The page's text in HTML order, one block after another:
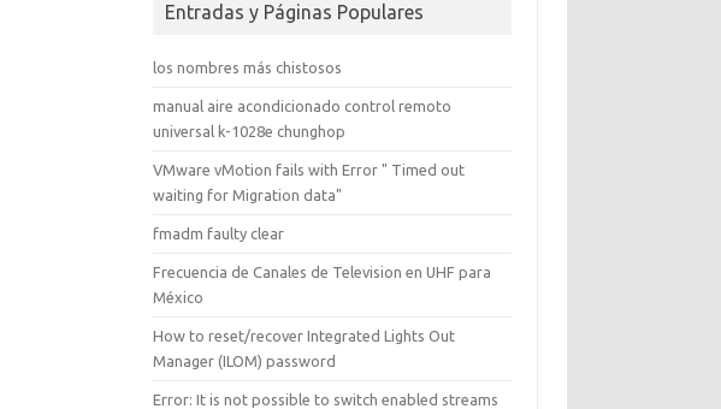
Entradas y Páginas Populares
los nombres más chistosos
manual aire acondicionado control remoto
universal k-1028e chunghop
VMware vMotion fails with Error " Timed out
waiting for Migration data"
fmadm faulty clear
Frecuencia de Canales de Television en UHF para
México
How to reset/recover Integrated Lights Out
Manager (ILOM) password
Error: It is not possible to switch enabled streams